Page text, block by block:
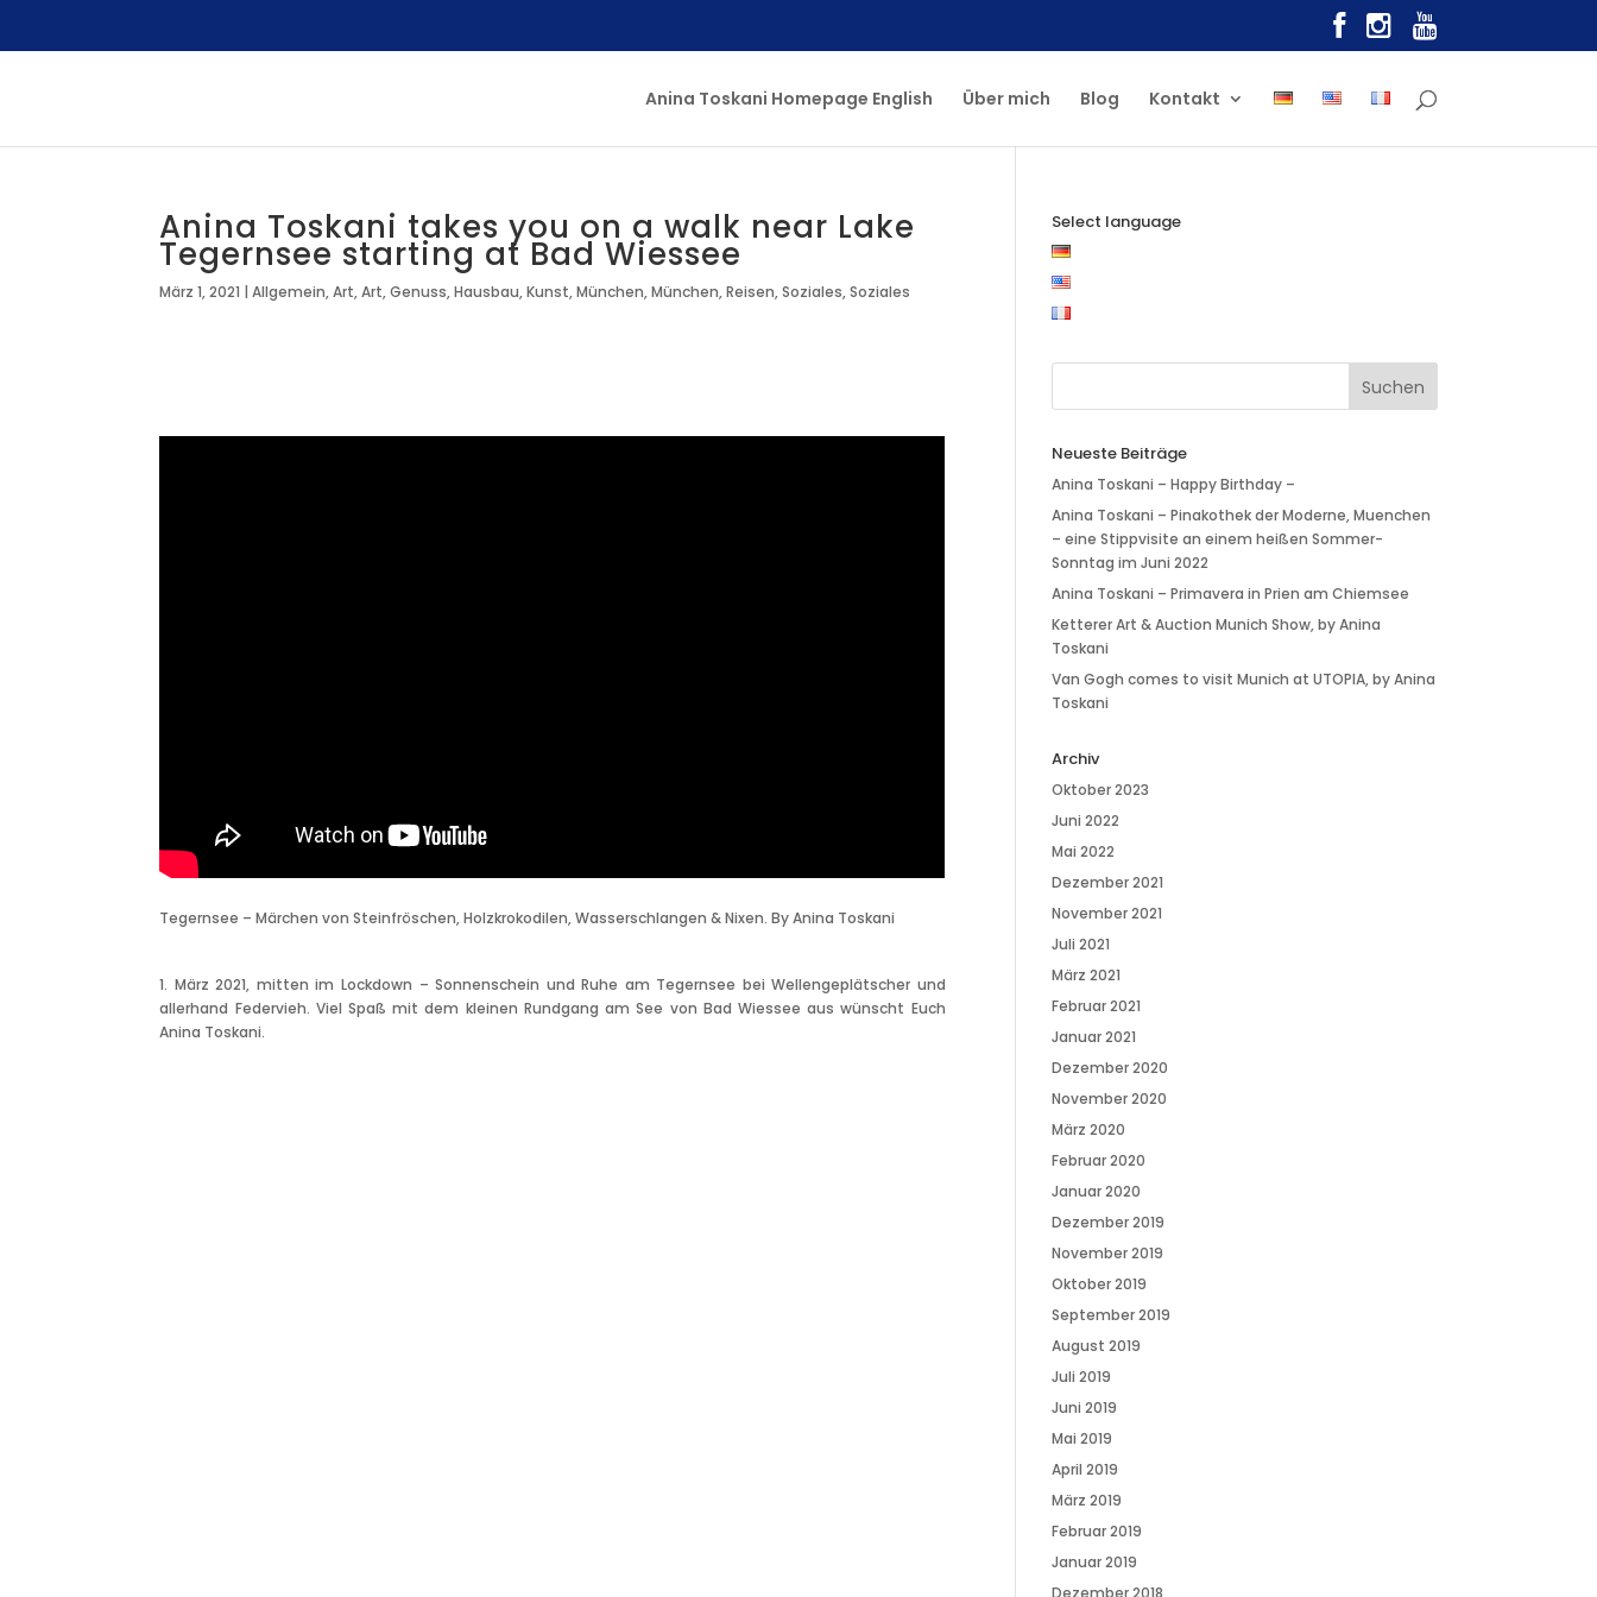
Anina Toskani Homepage English Über mich Blog Kontakt
Anina Toskani takes you on a walk near Lake
Tegernsee starting at Bad Wiessee
März 1, 2021 |Allgemein,Art,Art,Genuss,Hausbau,Kunst,München,München,Reisen,Soziales,Soziales
Tegernsee – Märchen von Steinfröschen, Holzkrokodilen, Wasserschlangen & Nixen. By Anina Toskani
1. März 2021, mitten im Lockdown – Sonnenschein und Ruhe am Tegernsee bei Wellengeplätscher und
allerhand Federvieh. Viel Spaß mit dem kleinen Rundgang am See von Bad Wiessee aus wünscht Euch
Anina Toskani.
Select language
Neueste Beiträge
Anina Toskani – Happy Birthday –
Anina Toskani – Pinakothek der Moderne, Muenchen
– eine Stippvisite an einem heißen Sommer-
Sonntag im Juni 2022
Anina Toskani – Primavera in Prien am Chiemsee
Ketterer Art & Auction Munich Show, by Anina
Toskani
Van Gogh comes to visit Munich at UTOPIA, by Anina
Toskani
Archiv
Oktober 2023
Juni 2022
Mai 2022
Dezember 2021
November 2021
Juli 2021
März 2021
Februar 2021
Januar 2021
Dezember 2020
November 2020
März 2020
Februar 2020
Januar 2020
Dezember 2019
November 2019
Oktober 2019
September 2019
August 2019
Juli 2019
Juni 2019
Mai 2019
April 2019
März 2019
Februar 2019
Januar 2019
Dezember 2018